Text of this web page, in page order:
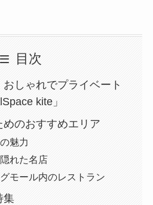
目次
しゃれでプライベート
kite」
のおすすめエリア
魅力
れた名店
モール内のレストラン
集